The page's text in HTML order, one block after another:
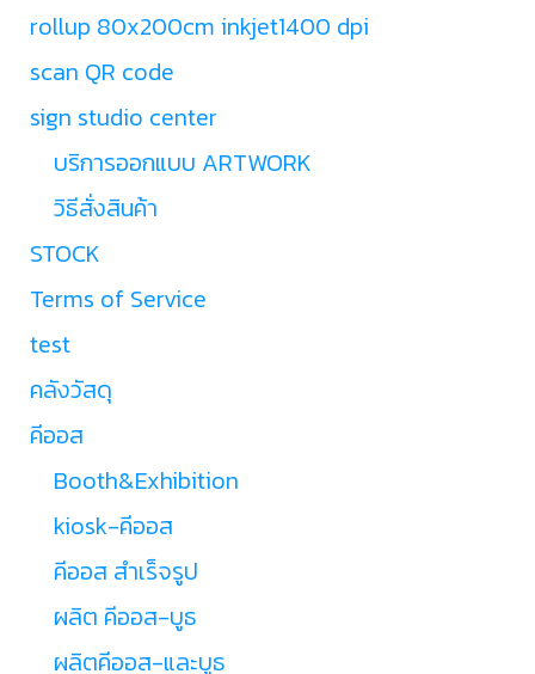
rollup 80x200cm inkjet1400 dpi
scan QR code
sign studio center
บริการออกแบบ ARTWORK
วิธีสั่งสินค้า
STOCK
Terms of Service
test
คลังวัสดุ
คีออส
Booth&Exhibition
kiosk-คีออส
คีออส สำเร็จรูป
ผลิต คีออส-บูธ
ผลิตคีออส-และบูธ